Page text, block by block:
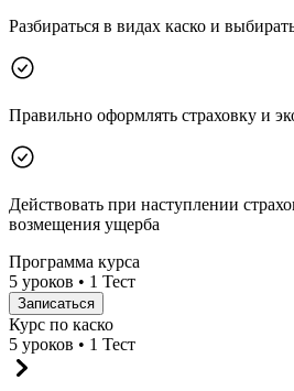
Разбираться в видах каско и
Правильно оформлять страховку и
Действовать при наступлении
возмещения ущерба
Программа курса
5 уроков • 1 Тест
Записаться
Курс по каско
5 уроков • 1 Тест